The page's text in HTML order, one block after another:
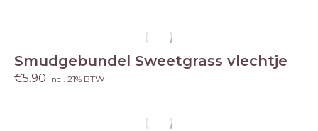
Smudgebundel Sweetgrass vlechtje
€5.90 incl. 21% BTW